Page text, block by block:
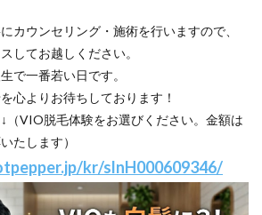
カウンセリング・施術を行いますので、
してお越しください。
で一番若い日です。
心よりお待ちしております！
（VIO脱毛体験をお選びください。金額は
たします）
kr/slnH000609346/